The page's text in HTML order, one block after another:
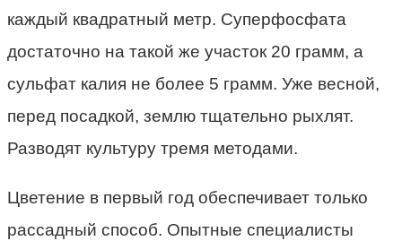
каждый квадратный метр. Суперфосфата
достаточно на такой же участок 20 грамм, а
сульфат калия не более 5 грамм. Уже весной,
перед посадкой, землю тщательно рыхлят.
Разводят культуру тремя методами.
Цветение в первый год обеспечивает только
рассадный способ. Опытные специалисты